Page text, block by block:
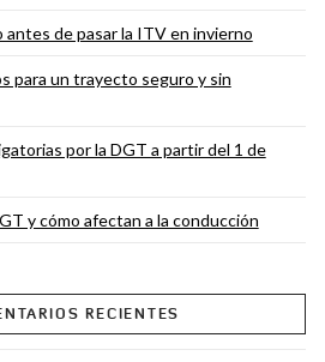
de pasar la ITV en invierno
para un trayecto seguro y sin
por la DGT a partir del 1 de
y cómo afectan a la conducción
RECIENTES